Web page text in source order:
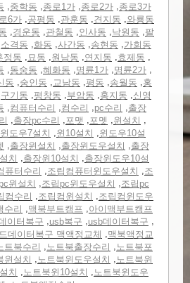
,중학동 ,종로1가 ,종로2가 ,종로3가
6가 ,공평동 ,관훈동 ,견지동 ,와룡동
,경운동 ,관철동 ,인사동 ,낙원동 ,팔
소격동 ,화동 ,사간동 ,송현동 ,가회동
정동 ,묘동 ,원남동 ,연지동 ,효제동 ,
,동숭동 ,혜화동 ,명륜1가 ,명륜2가 ,
동 ,숭인동 ,교남동 ,평동 ,송월동 ,홍
구기동 ,평창동 ,부암동 ,홍지동 ,신영
,컴퓨터수리 ,컴수리 ,pc수리 ,출장
,출장pc수리 ,포맷 ,포멧 ,윈설치 ,
윈도우7설치 ,윈10설치 ,윈도우10설
,출장윈설치 ,출장윈도우설치 ,출장
치 ,출장윈10설치 ,출장윈도우10설
퓨터수리 ,조립컴퓨터윈도우설치 ,조
윈설치 ,조립pc윈도우설치 ,조립pc
컴수리 ,조립컴윈설치 ,조립컴윈도우
수리 ,맥북부트캠프 ,아이맥부트캠프
이터복구 ,usb복구 ,usb데이터복구 ,
데이터복구 맥액정교체 ,맥북액정교
트북수리 ,노트북출장수리 ,노트북포
윈설치 ,노트북윈도우설치 ,노트북윈
치 ,노트북윈10설치 ,노트북윈도우